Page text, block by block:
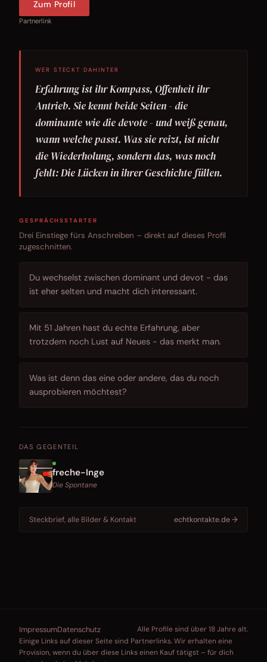
Zum Profil
Partnerlink
WER STECKT DAHINTER
Erfahrung ist ihr Kompass, Offenheit ihr
Antrieb. Sie kennt beide Seiten - die
dominante wie die devote - und weiß genau,
wann welche passt. Was sie reizt, ist nicht
die Wiederholung, sondern das, was noch
fehlt: Die Lücken in ihrer Geschichte füllen.
GESPRÄCHSSTARTER
Drei Einstiege fürs Anschreiben – direkt auf dieses Profil
zugeschnitten.
Du wechselst zwischen dominant und devot - das
ist eher selten und macht dich interessant.
Mit 51 Jahren hast du echte Erfahrung, aber
trotzdem noch Lust auf Neues - das merkt man.
Was ist denn das eine oder andere, das du noch
ausprobieren möchtest?
DAS GEGENTEIL
freche-Inge
Die Spontane
Steckbrief, alle Bilder & Kontakt echtkontakte.de →
ImpressumDatenschutz
Alle Profile sind über 18 Jahre alt.
Einige Links auf dieser Seite sind Partnerlinks. Wir erhalten eine
Provision, wenn du über diese Links einen Kauf tätigst – für dich